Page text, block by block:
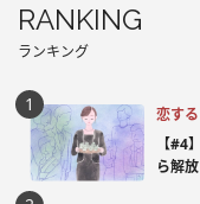
RANKING
ランキング
恋する
【#4
ら解